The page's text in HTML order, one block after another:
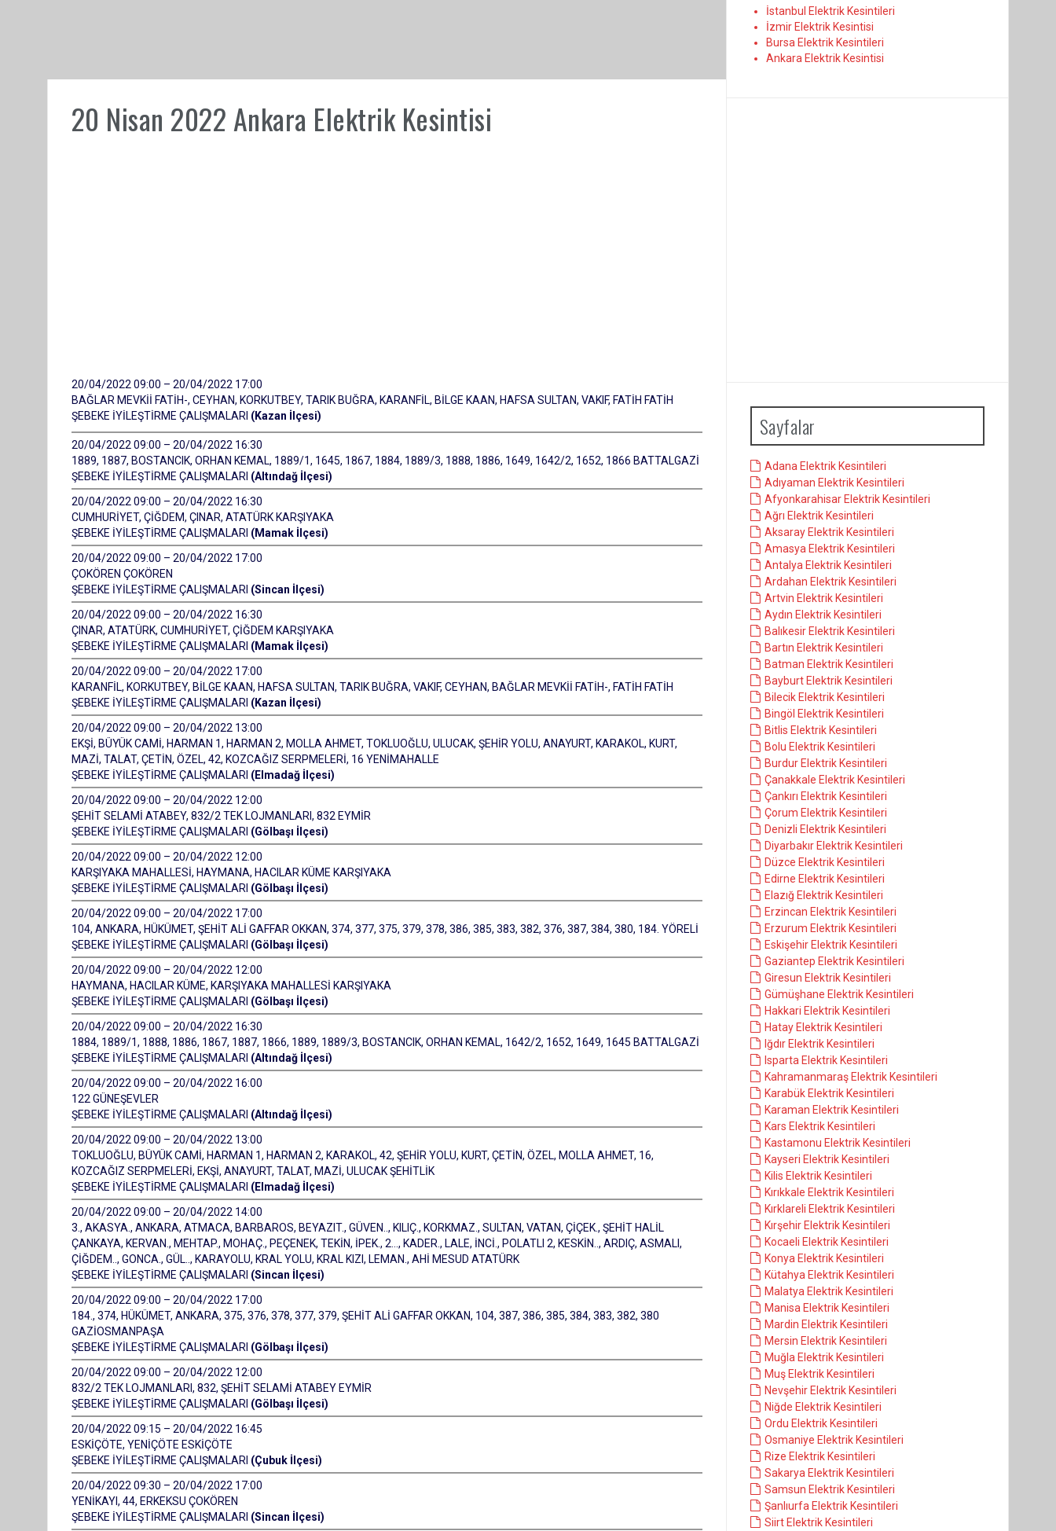
20 Nisan 2022 Ankara Elektrik Kesintisi
20/04/2022 09:00 – 20/04/2022 17:00
BAĞLAR MEVKİİ FATİH-, CEYHAN, KORKUTBEY, TARIK BUĞRA, KARANFİL, BİLGE KAAN, HAFSA SULTAN, VAKIF, FATİH FATİH
ŞEBEKE İYİLEŞTİRME ÇALIŞMALARI (Kazan İlçesi)
20/04/2022 09:00 – 20/04/2022 16:30
1889, 1887, BOSTANCIK, ORHAN KEMAL, 1889/1, 1645, 1867, 1884, 1889/3, 1888, 1886, 1649, 1642/2, 1652, 1866 BATTALGAZİ
ŞEBEKE İYİLEŞTİRME ÇALIŞMALARI (Altındağ İlçesi)
20/04/2022 09:00 – 20/04/2022 16:30
CUMHURİYET, ÇİĞDEM, ÇINAR, ATATÜRK KARŞIYAKA
ŞEBEKE İYİLEŞTİRME ÇALIŞMALARI (Mamak İlçesi)
20/04/2022 09:00 – 20/04/2022 17:00
ÇOKÖREN ÇOKÖREN
ŞEBEKE İYİLEŞTİRME ÇALIŞMALARI (Sincan İlçesi)
20/04/2022 09:00 – 20/04/2022 16:30
ÇINAR, ATATÜRK, CUMHURİYET, ÇİĞDEM KARŞIYAKA
ŞEBEKE İYİLEŞTİRME ÇALIŞMALARI (Mamak İlçesi)
20/04/2022 09:00 – 20/04/2022 17:00
KARANFİL, KORKUTBEY, BİLGE KAAN, HAFSA SULTAN, TARIK BUĞRA, VAKIF, CEYHAN, BAĞLAR MEVKİİ FATİH-, FATİH FATİH
ŞEBEKE İYİLEŞTİRME ÇALIŞMALARI (Kazan İlçesi)
20/04/2022 09:00 – 20/04/2022 13:00
EKŞİ, BÜYÜK CAMİ, HARMAN 1, HARMAN 2, MOLLA AHMET, TOKLUOĞLU, ULUCAK, ŞEHİR YOLU, ANAYURT, KARAKOL, KURT,
MAZİ, TALAT, ÇETİN, ÖZEL, 42, KOZCAĞIZ SERPMELERİ, 16 YENİMAHALLE
ŞEBEKE İYİLEŞTİRME ÇALIŞMALARI (Elmadağ İlçesi)
20/04/2022 09:00 – 20/04/2022 12:00
ŞEHİT SELAMİ ATABEY, 832/2 TEK LOJMANLARI, 832 EYMİR
ŞEBEKE İYİLEŞTİRME ÇALIŞMALARI (Gölbaşı İlçesi)
20/04/2022 09:00 – 20/04/2022 12:00
KARŞIYAKA MAHALLESİ, HAYMANA, HACILAR KÜME KARŞIYAKA
ŞEBEKE İYİLEŞTİRME ÇALIŞMALARI (Gölbaşı İlçesi)
20/04/2022 09:00 – 20/04/2022 17:00
104, ANKARA, HÜKÜMET, ŞEHİT ALİ GAFFAR OKKAN, 374, 377, 375, 379, 378, 386, 385, 383, 382, 376, 387, 384, 380, 184. YÖRELİ
ŞEBEKE İYİLEŞTİRME ÇALIŞMALARI (Gölbaşı İlçesi)
20/04/2022 09:00 – 20/04/2022 12:00
HAYMANA, HACILAR KÜME, KARŞIYAKA MAHALLESİ KARŞIYAKA
ŞEBEKE İYİLEŞTİRME ÇALIŞMALARI (Gölbaşı İlçesi)
20/04/2022 09:00 – 20/04/2022 16:30
1884, 1889/1, 1888, 1886, 1867, 1887, 1866, 1889, 1889/3, BOSTANCIK, ORHAN KEMAL, 1642/2, 1652, 1649, 1645 BATTALGAZİ
ŞEBEKE İYİLEŞTİRME ÇALIŞMALARI (Altındağ İlçesi)
20/04/2022 09:00 – 20/04/2022 16:00
122 GÜNEŞEVLER
ŞEBEKE İYİLEŞTİRME ÇALIŞMALARI (Altındağ İlçesi)
20/04/2022 09:00 – 20/04/2022 13:00
TOKLUOĞLU, BÜYÜK CAMİ, HARMAN 1, HARMAN 2, KARAKOL, 42, ŞEHİR YOLU, KURT, ÇETİN, ÖZEL, MOLLA AHMET, 16,
KOZCAĞIZ SERPMELERİ, EKŞİ, ANAYURT, TALAT, MAZİ, ULUCAK ŞEHİTLİK
ŞEBEKE İYİLEŞTİRME ÇALIŞMALARI (Elmadağ İlçesi)
20/04/2022 09:00 – 20/04/2022 14:00
3., AKASYA., ANKARA, ATMACA, BARBAROS, BEYAZIT., GÜVEN.., KILIÇ., KORKMAZ., SULTAN, VATAN, ÇİÇEK., ŞEHİT HALİL
ÇANKAYA, KERVAN., MEHTAP., MOHAÇ., PEÇENEK, TEKİN, İPEK., 2…, KADER., LALE, İNCİ., POLATLI 2, KESKİN.., ARDIÇ, ASMALI,
ÇİĞDEM.., GONCA., GÜL.., KARAYOLU, KRAL YOLU, KRAL KIZI, LEMAN., AHİ MESUD ATATÜRK
ŞEBEKE İYİLEŞTİRME ÇALIŞMALARI (Sincan İlçesi)
20/04/2022 09:00 – 20/04/2022 17:00
184., 374, HÜKÜMET, ANKARA, 375, 376, 378, 377, 379, ŞEHİT ALİ GAFFAR OKKAN, 104, 387, 386, 385, 384, 383, 382, 380
GAZİOSMANPAŞA
ŞEBEKE İYİLEŞTİRME ÇALIŞMALARI (Gölbaşı İlçesi)
20/04/2022 09:00 – 20/04/2022 12:00
832/2 TEK LOJMANLARI, 832, ŞEHİT SELAMİ ATABEY EYMİR
ŞEBEKE İYİLEŞTİRME ÇALIŞMALARI (Gölbaşı İlçesi)
20/04/2022 09:15 – 20/04/2022 16:45
ESKİÇÖTE, YENİÇÖTE ESKİÇÖTE
ŞEBEKE İYİLEŞTİRME ÇALIŞMALARI (Çubuk İlçesi)
20/04/2022 09:30 – 20/04/2022 17:00
YENİKAYI, 44, ERKEKSU ÇOKÖREN
ŞEBEKE İYİLEŞTİRME ÇALIŞMALARI (Sincan İlçesi)
İstanbul Elektrik Kesintileri
İzmir Elektrik Kesintisi
Bursa Elektrik Kesintileri
Ankara Elektrik Kesintisi
Sayfalar
Adana Elektrik Kesintileri
Adıyaman Elektrik Kesintileri
Afyonkarahisar Elektrik Kesintileri
Ağrı Elektrik Kesintileri
Aksaray Elektrik Kesintileri
Amasya Elektrik Kesintileri
Antalya Elektrik Kesintileri
Ardahan Elektrik Kesintileri
Artvin Elektrik Kesintileri
Aydın Elektrik Kesintileri
Balıkesir Elektrik Kesintileri
Bartın Elektrik Kesintileri
Batman Elektrik Kesintileri
Bayburt Elektrik Kesintileri
Bilecik Elektrik Kesintileri
Bingöl Elektrik Kesintileri
Bitlis Elektrik Kesintileri
Bolu Elektrik Kesintileri
Burdur Elektrik Kesintileri
Çanakkale Elektrik Kesintileri
Çankırı Elektrik Kesintileri
Çorum Elektrik Kesintileri
Denizli Elektrik Kesintileri
Diyarbakır Elektrik Kesintileri
Düzce Elektrik Kesintileri
Edirne Elektrik Kesintileri
Elazığ Elektrik Kesintileri
Erzincan Elektrik Kesintileri
Erzurum Elektrik Kesintileri
Eskişehir Elektrik Kesintileri
Gaziantep Elektrik Kesintileri
Giresun Elektrik Kesintileri
Gümüşhane Elektrik Kesintileri
Hakkari Elektrik Kesintileri
Hatay Elektrik Kesintileri
Iğdır Elektrik Kesintileri
Isparta Elektrik Kesintileri
Kahramanmaraş Elektrik Kesintileri
Karabük Elektrik Kesintileri
Karaman Elektrik Kesintileri
Kars Elektrik Kesintileri
Kastamonu Elektrik Kesintileri
Kayseri Elektrik Kesintileri
Kilis Elektrik Kesintileri
Kırıkkale Elektrik Kesintileri
Kırklareli Elektrik Kesintileri
Kırşehir Elektrik Kesintileri
Kocaeli Elektrik Kesintileri
Konya Elektrik Kesintileri
Kütahya Elektrik Kesintileri
Malatya Elektrik Kesintileri
Manisa Elektrik Kesintileri
Mardin Elektrik Kesintileri
Mersin Elektrik Kesintileri
Muğla Elektrik Kesintileri
Muş Elektrik Kesintileri
Nevşehir Elektrik Kesintileri
Niğde Elektrik Kesintileri
Ordu Elektrik Kesintileri
Osmaniye Elektrik Kesintileri
Rize Elektrik Kesintileri
Sakarya Elektrik Kesintileri
Samsun Elektrik Kesintileri
Şanlıurfa Elektrik Kesintileri
Siirt Elektrik Kesintileri